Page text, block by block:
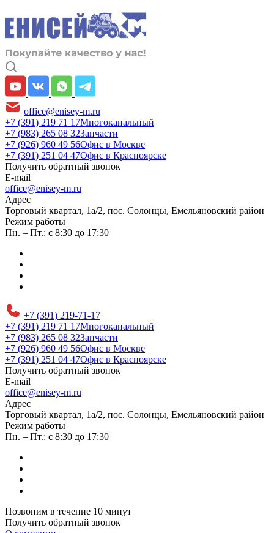
office@enisey-m.ru
+7 (391) 219 71 17Многоканальный
+7 (983) 265 08 32Запчасти
+7 (926) 960 49 56Офис в Москве
+7 (391) 251 04 47Офис в Красноярске
Получить обратный звонок
E-mail
office@enisey-m.ru
Адрес
​Торговый квартал, 1а/2, пос. Солонцы, Емельяновский район
Режим работы
Пн. – Пт.: с 8:30 до 17:30
+7 (391) 219-71-17
+7 (391) 219 71 17Многоканальный
+7 (983) 265 08 32Запчасти
+7 (926) 960 49 56Офис в Москве
+7 (391) 251 04 47Офис в Красноярске
Получить обратный звонок
E-mail
office@enisey-m.ru
Адрес
​Торговый квартал, 1а/2, пос. Солонцы, Емельяновский район
Режим работы
Пн. – Пт.: с 8:30 до 17:30
Позвоним в течение 10 минут
Получить обратный звонок